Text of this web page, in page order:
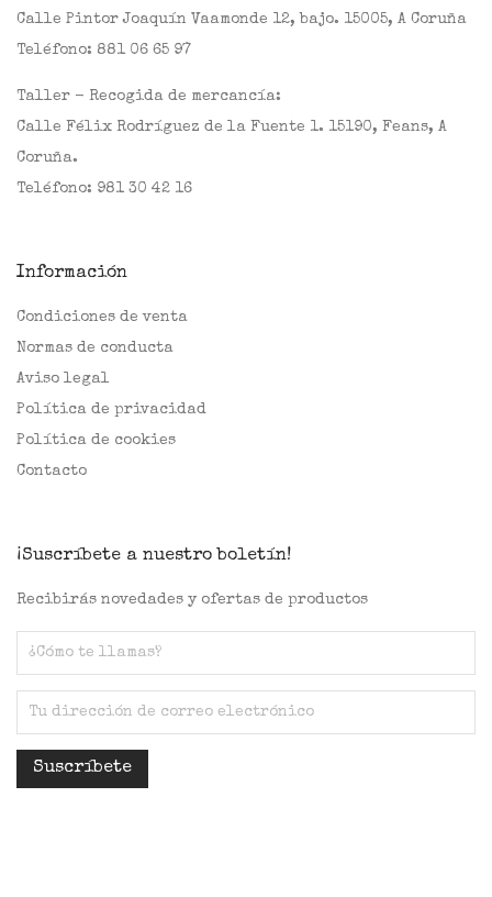
Calle Pintor Joaquín Vaamonde 12, bajo. 15005, A Coruña
Teléfono: 881 06 65 97
Taller - Recogida de mercancía:
Calle Félix Rodríguez de la Fuente 1. 15190, Feans, A
Coruña.
Teléfono: 981 30 42 16
Información
Condiciones de venta
Normas de conducta
Aviso legal
Política de privacidad
Política de cookies
Contacto
¡Suscríbete a nuestro boletín!
Recibirás novedades y ofertas de productos